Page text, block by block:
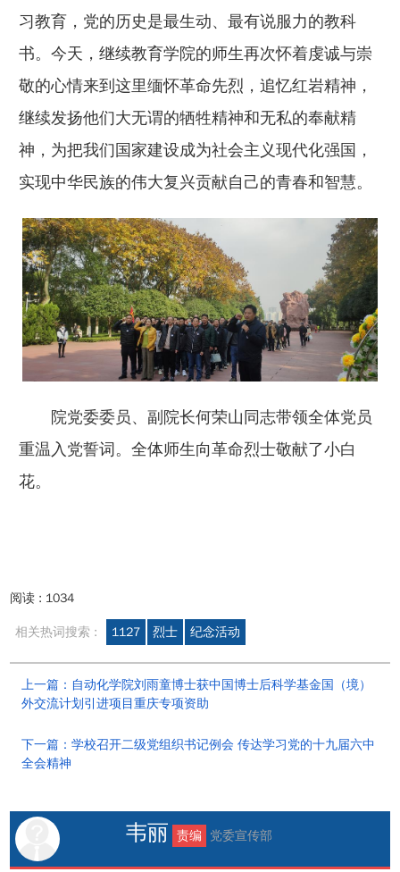
习教育，党的历史是最生动、最有说服力的教科
书。今天，继续教育学院的师生再次怀着虔诚与崇
敬的心情来到这里缅怀革命先烈，追忆红岩精神，
继续发扬他们大无谓的牺牲精神和无私的奉献精
神，为把我们国家建设成为社会主义现代化强国，
实现中华民族的伟大复兴贡献自己的青春和智慧。
院党委委员、副院长何荣山同志带领全体党员
重温入党誓词。全体师生向革命烈士敬献了小白
花。
阅读 : 1034
相关热词搜索 : 1127 烈士 纪念活动
上一篇：自动化学院刘雨童博士获中国博士后科学基金国（境）
外交流计划引进项目重庆专项资助
下一篇：学校召开二级党组织书记例会 传达学习党的十九届六中
全会精神
韦丽 责编 党委宣传部